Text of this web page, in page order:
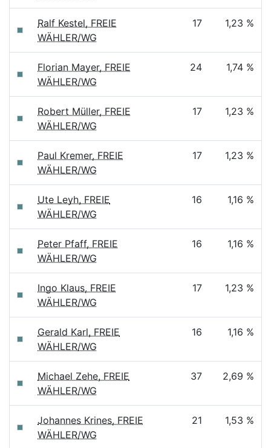
Ralf Kestel, FREIE
WÄHLER/WG
17 1,23 %
Florian Mayer, FREIE
WÄHLER/WG
24 1,74 %
Robert Müller, FREIE
WÄHLER/WG
17 1,23 %
Paul Kremer, FREIE
WÄHLER/WG
17 1,23 %
Ute Leyh, FREIE
WÄHLER/WG
16 1,16 %
Peter Pfaff, FREIE
WÄHLER/WG
16 1,16 %
Ingo Klaus, FREIE
WÄHLER/WG
17 1,23 %
Gerald Karl, FREIE
WÄHLER/WG
16 1,16 %
Michael Zehe, FREIE
WÄHLER/WG
37 2,69 %
Johannes Krines, FREIE
WÄHLER/WG
21 1,53 %